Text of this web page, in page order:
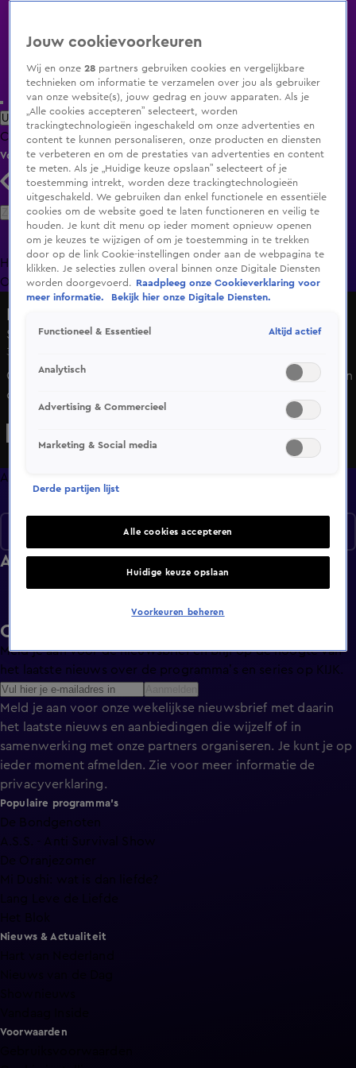
Uitzending Gemist Populaire programma's Zenders Genres
ClipsFilmsRadioSmart TV inlogShop
Volg KIJK
Zoeken
HomeUitzending Gemist Programma's De Bondgenoten
OranjezomerLivestreamsShop
Seizoen 1, aflevering 3
31 okt 2020, 21:50
Onder leiding van Jan Versteegh strijden zeven kandidaten
om de hoofdprijs van maar liefst 100.000 euro - terwijl
Martien Meiland winnaars van de VriendenLoterij Bingo
de kandidaten de ene na de andere kennis- en
inschattingsvraag voor hun kiezen. In deze show hoef je
niet constant de beste zijn, zolang je maar nóóit de
Afleveringen
Afleveringen
Ontvang de KIJK-nieuwsbrief
Meld je aan voor de nieuwsbrief en blijf op de hoogte van
het laatste nieuws over de programma’s en series op KIJK.
Meld je aan voor onze wekelijkse nieuwsbrief met daarin
het laatste nieuws en aanbiedingen die wijzelf of in
samenwerking met onze partners organiseren. Je kunt je op
ieder moment afmelden. Zie voor meer informatie de
privacyverklaring.
Populaire programma's
De Bondgenoten
A.S.S. - Anti Survival Show
De Oranjezomer
Mi Dushi: wat is dan liefde?
Lang Leve de Liefde
Het Blok
Nieuws & Actualiteit
Voorwaarden
Jouw cookievoorkeuren
Wij en onze28 partners gebruiken cookies en vergelijkbare
technieken om informatie te verzamelen over jou als gebruiker
van onze website(s), jouw gedrag en jouw apparaten. Als je
„Alle cookies accepteren” selecteert, worden
trackingtechnologieën ingeschakeld om onze advertenties en
content te kunnen personaliseren, onze producten en diensten
te verbeteren en om de prestaties van advertenties en content
te meten. Als je „Huidige keuze opslaan” selecteert of je
toestemming intrekt, worden deze trackingtechnologieën
uitgeschakeld. We gebruiken dan enkel functionele en essentiële
cookies om de website goed te laten functioneren en veilig te
houden. Je kunt dit menu op ieder moment opnieuw openen
om je keuzes te wijzigen of om je toestemming in te trekken
door op de link Cookie-instellingen onder aan de webpagina te
klikken. Je selecties zullen overal binnen onze Digitale Diensten
worden doorgevoerd.
Raadpleeg onze Cookieverklaring voor
meer informatie.
Bekijk hier onze Digitale Diensten.
Functioneel & Essentieel Altijd actief
Analytisch
Advertising & Commercieel
Marketing & Social media
Derde partijen lijst
Alle cookies accepteren
Huidige keuze opslaan
Voorkeuren beheren